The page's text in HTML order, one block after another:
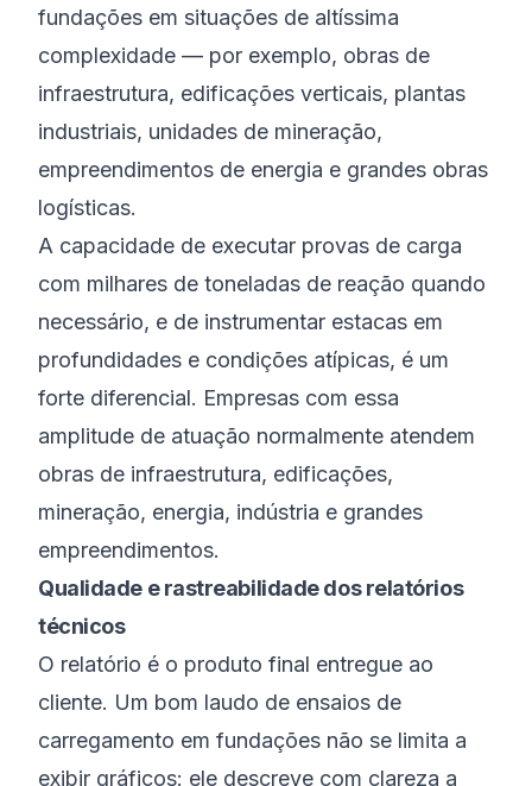
fundações em situações de altíssima
complexidade — por exemplo, obras de
infraestrutura, edificações verticais, plantas
industriais, unidades de mineração,
empreendimentos de energia e grandes obras
logísticas.
A capacidade de executar provas de carga
com milhares de toneladas de reação quando
necessário, e de instrumentar estacas em
profundidades e condições atípicas, é um
forte diferencial. Empresas com essa
amplitude de atuação normalmente atendem
obras de infraestrutura, edificações,
mineração, energia, indústria e grandes
empreendimentos.
Qualidade e rastreabilidade dos relatórios
técnicos
O relatório é o produto final entregue ao
cliente. Um bom laudo de ensaios de
carregamento em fundações não se limita a
exibir gráficos: ele descreve com clareza a